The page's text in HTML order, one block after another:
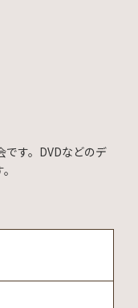
です。DVDなどのデ